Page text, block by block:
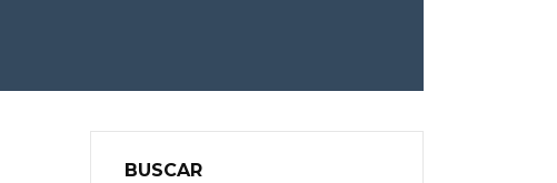
BUSCAR